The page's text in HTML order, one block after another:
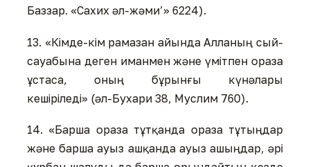
Баззар. «Сахих әл-жәми’» 6224).
13. «Кімде-кім рамазан айында Алланың сый-
сауабына деген иманмен және үмітпен ораза
ұстаса, оның бұрынғы күнәлары
кешіріледі» (әл-Бухари 38, Муслим 760).
14. «Барша ораза тұтқанда ораза тұтыңдар
және барша ауыз ашқанда ауыз ашыңдар, әрі